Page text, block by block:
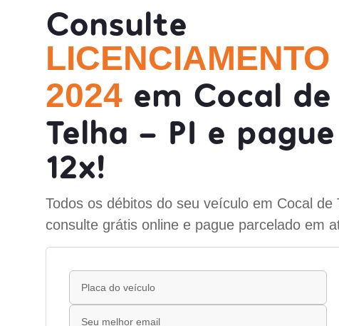
Consulte
LICENCIAMENTO
2024 em Cocal de
Telha - PI e
12x!
Todos os débitos do seu veículo em Cocal de
consulte grátis online e pague parcelado em